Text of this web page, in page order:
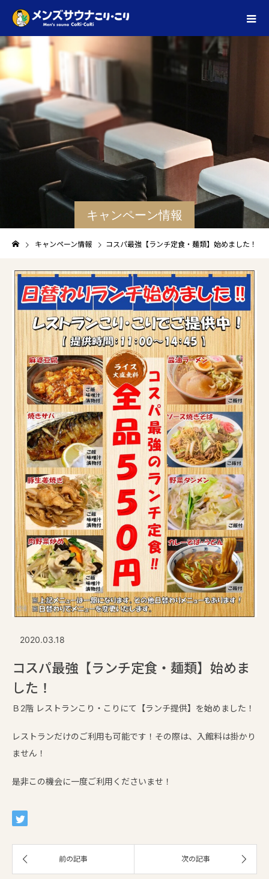
キャンペーン情報
キャンペーン情報 コスパ最強【ランチ定食・麺類】始めました！
2020.03.18
コスパ最強【ランチ定食・麺類】始めま
した！
Ｂ2階 レストランこり・こりにて【ランチ提供】を始めました！
レストランだけのご利用も可能です！その際は、入館料は掛かり
ません！
是非この機会に一度ご利用くださいませ！